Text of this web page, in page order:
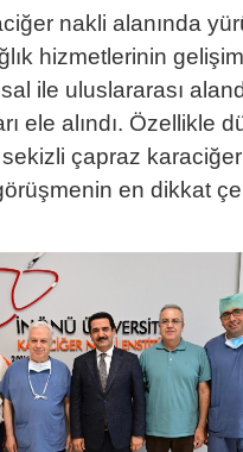
nakli alanında
hizmetlerinin
ile uluslararası
ele alındı. Özellikle
sekizli çapraz
en dikkat